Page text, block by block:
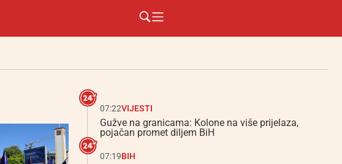
07:22VIJESTI
Gužve na granicama: Kolone na više prijelaza,
pojačan promet diljem BiH
07:19BIH